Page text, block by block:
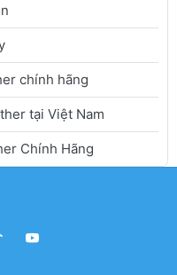
chính hãng
tại Việt Nam
Chính Hãng